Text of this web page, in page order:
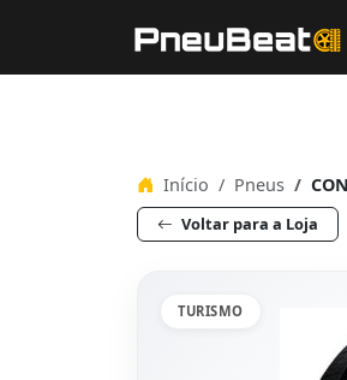
Início Pneus
Voltar para a Loja
TURISMO